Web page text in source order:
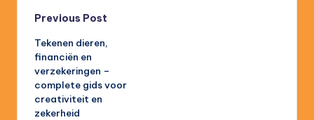
Post
navigation
Previous Post
Tekenen dieren,
financiën en
verzekeringen –
complete gids voor
creativiteit en
zekerheid